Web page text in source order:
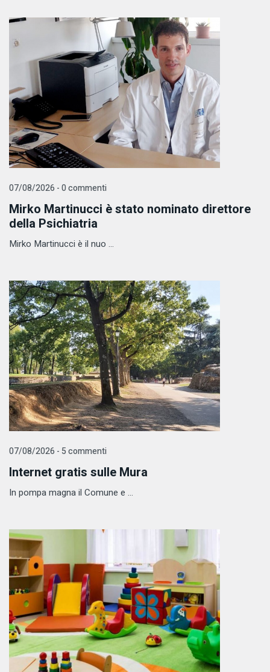
07/08/2026 - 0 commenti
Mirko Martinucci è stato nominato direttore
della Psichiatria
Mirko Martinucci è il nuo ...
07/08/2026 - 5 commenti
Internet gratis sulle Mura
In pompa magna il Comune e ...